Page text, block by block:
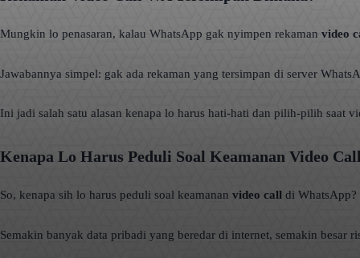
Mungkin lo penasaran, kalau WhatsApp gak nyimpen rekaman video
Jawabannya simpel: gak ada rekaman yang tersimpan di server
Ini jadi salah satu alasan kenapa lo harus hati-hati dan pilih-pilih saat
Kenapa Lo Harus Peduli Soal Keamanan Video
So, kenapa sih lo harus peduli soal keamanan video call di WhatsApp?
Semakin banyak data pribadi yang beredar di internet, semakin besar